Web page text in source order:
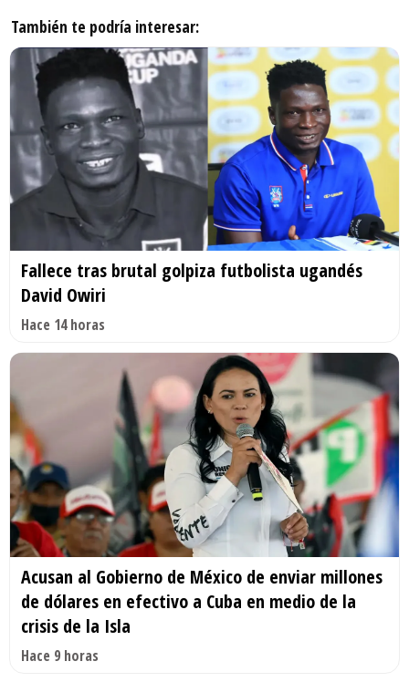
También te podría interesar:
Fallece tras brutal golpiza futbolista ugandés
David Owiri
Hace 14 horas
Acusan al Gobierno de México de enviar millones
de dólares en efectivo a Cuba en medio de la
crisis de la Isla
Hace 9 horas